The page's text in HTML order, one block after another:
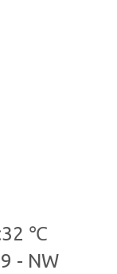
℃
- NW